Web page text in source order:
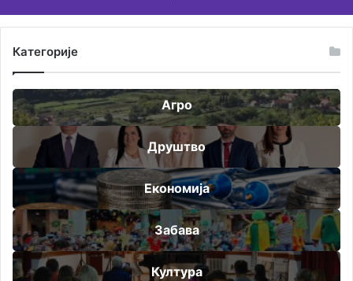
Категорије
Агро
Друштво
Економија
Забава
Култура